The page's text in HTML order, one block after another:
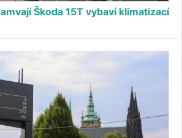
Škoda 15T vybaví klimatizací